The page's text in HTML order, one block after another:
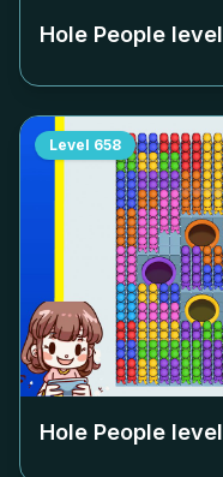
Hole People level
Level 658
Hole People level